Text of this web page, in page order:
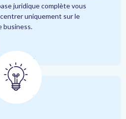
juridique complète vous
uniquement sur le
business.